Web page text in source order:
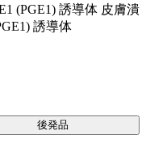
(PGE1) 誘導体 皮膚潰
誘導体
後発品